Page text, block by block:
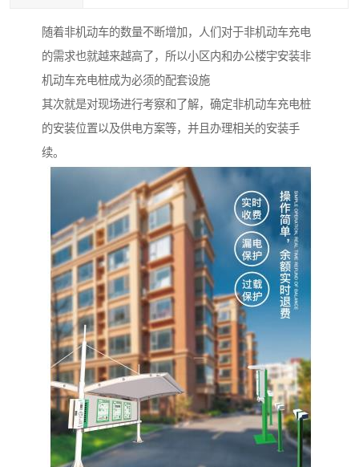
随着非机动车的数量不断增加，人们对于非机动车充电
的需求也就越来越高了，所以小区内和办公楼宇安装非
机动车充电桩成为必须的配套设施
其次就是对现场进行考察和了解，确定非机动车充电桩
的安装位置以及供电方案等，并且办理相关的安装手
续。